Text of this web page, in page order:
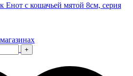
с кошачьей мятой 8см, серия
+